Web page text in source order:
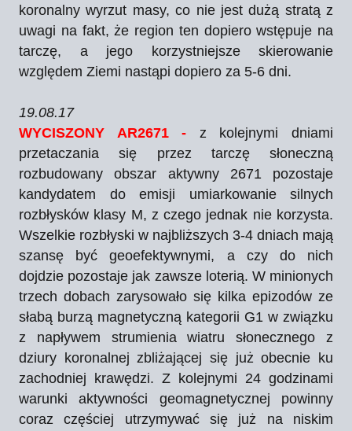
koronalny wyrzut masy, co nie jest dużą stratą z
uwagi na fakt, że region ten dopiero wstępuje na
tarczę, a jego korzystniejsze skierowanie
względem Ziemi nastąpi dopiero za 5-6 dni.
19.08.17
WYCISZONY AR2671 - z kolejnymi dniami
przetaczania się przez tarczę słoneczną
rozbudowany obszar aktywny 2671 pozostaje
kandydatem do emisji umiarkowanie silnych
rozbłysków klasy M, z czego jednak nie korzysta.
Wszelkie rozbłyski w najbliższych 3-4 dniach mają
szansę być geoefektywnymi, a czy do nich
dojdzie pozostaje jak zawsze loterią. W minionych
trzech dobach zarysowało się kilka epizodów ze
słabą burzą magnetyczną kategorii G1 w związku
z napływem strumienia wiatru słonecznego z
dziury koronalnej zbliżającej się już obecnie ku
zachodniej krawędzi. Z kolejnymi 24 godzinami
warunki aktywności geomagnetycznej powinny
coraz częściej utrzymywać się już na niskim